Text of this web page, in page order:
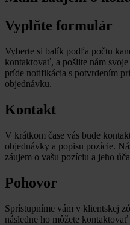
Vyplňte formulár
Vyberte si balík podľa počtu
kontaktovať, a pošlite nám
príde notifikácia s potvrdením
objednávku.
Kontakt
V krátkom čase vás bude
objednávky a popisu pozície.
záujem o vašu pozíciu a jeho
Pohovor
Sprístupníme vám v klientskej
následne ho môžete